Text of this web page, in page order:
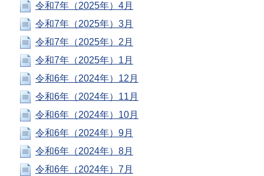
令和7年（2025年）4月
令和7年（2025年）3月
令和7年（2025年）2月
令和7年（2025年）1月
令和6年（2024年）12月
令和6年（2024年）11月
令和6年（2024年）10月
令和6年（2024年）9月
令和6年（2024年）8月
令和6年（2024年）7月